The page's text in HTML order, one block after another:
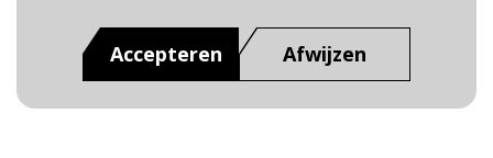
Accepteren Afwijzen
Dit is een website van
Veiligheidsregio Rotterdam-